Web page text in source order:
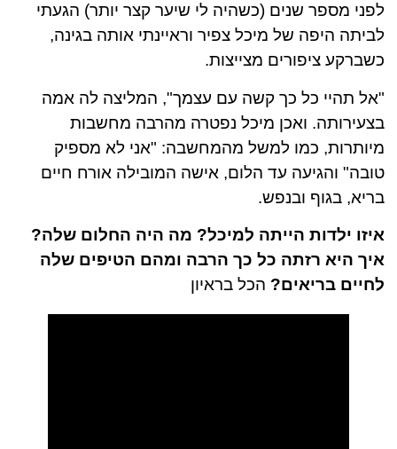
לפני מספר שנים (כשהיה לי שיער קצר יותר) הגעתי
לביתה היפה של מיכל צפיר וראיינתי אותה בגינה,
כשברקע ציפורים מצייצות.
"אל תהיי כל כך קשה עם עצמך", המליצה לה אמה
בצעירותה. ואכן מיכל נפטרה מהרבה מחשבות
מיותרות, כמו למשל מהמחשבה: "אני לא מספיק
טובה" והגיעה עד הלום, אישה המובילה אורח חיים
בריא, בגוף ובנפש.
איזו ילדות הייתה למיכל? מה היה החלום שלה?
איך היא רזתה כל כך הרבה ומהם הטיפים שלה
לחיים בריאים? הכל בראיון